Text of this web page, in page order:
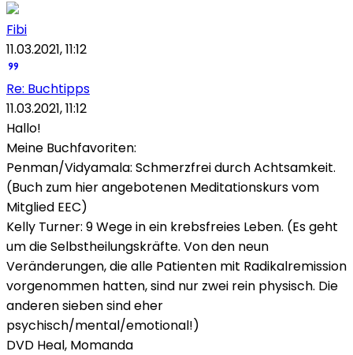
Fibi
11.03.2021, 11:12
Re: Buchtipps
11.03.2021, 11:12
Hallo!
Meine Buchfavoriten:
Penman/Vidyamala: Schmerzfrei durch Achtsamkeit.
(Buch zum hier angebotenen Meditationskurs vom
Mitglied EEC)
Kelly Turner: 9 Wege in ein krebsfreies Leben. (Es geht
um die Selbstheilungskräfte. Von den neun
Veränderungen, die alle Patienten mit Radikalremission
vorgenommen hatten, sind nur zwei rein physisch. Die
anderen sieben sind eher
psychisch/mental/emotional!)
DVD Heal, Momanda